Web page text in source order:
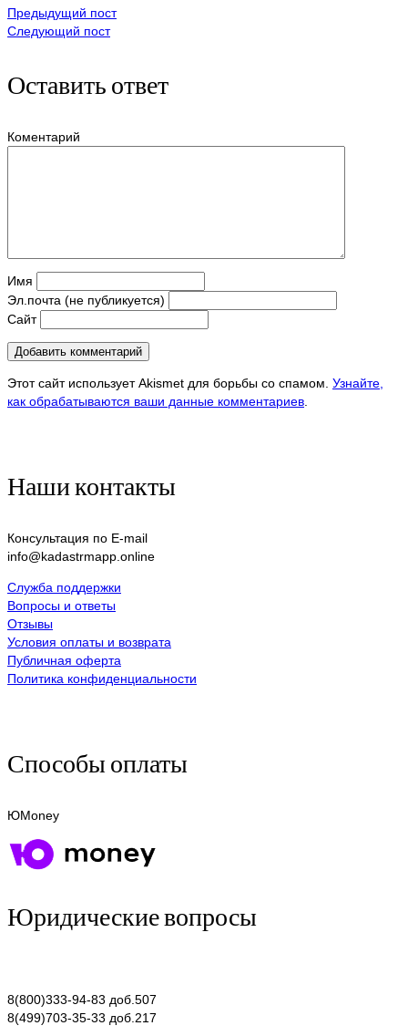
Предыдущий пост
Следующий пост
Оставить ответ
Коментарий
Имя
Эл.почта (не публикуется)
Сайт
Этот сайт использует Akismet для борьбы со спамом. Узнайте,
как обрабатываются ваши данные комментариев
Наши контакты
Консультация по E-mail
info@kadastrmapp.online
Служба поддержки
Вопросы и ответы
Отзывы
Условия оплаты и возврата
Публичная оферта
Политика конфиденциальности
Способы оплаты
ЮMoney
Юридические вопросы
8(800)333-94-83 доб.507
8(499)703-35-33 доб.217